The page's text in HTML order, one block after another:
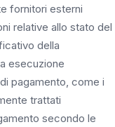
fornitori esterni
relative allo stato del
della
esecuzione
pagamento, come i
trattati
secondo le